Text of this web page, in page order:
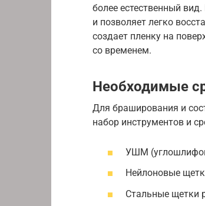
более естественный
и позволяет легко
создает пленку на
со временем.
Необходимые
Для браширования и
набор инструментов и
УШМ
Нейлоновые
Стальные щетки